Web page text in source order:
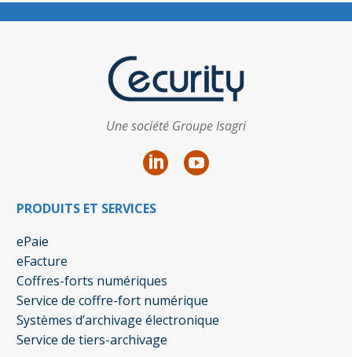
Une société Groupe Isagri
PRODUITS ET SERVICES
ePaie
eFacture
Coffres-forts numériques
Service de coffre-fort numérique
Systèmes d’archivage électronique
Service de tiers-archivage